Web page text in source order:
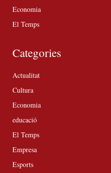
Economia
El Temps
Categories
Actualitat
Cultura
Economia
educació
El Temps
Empresa
Esports